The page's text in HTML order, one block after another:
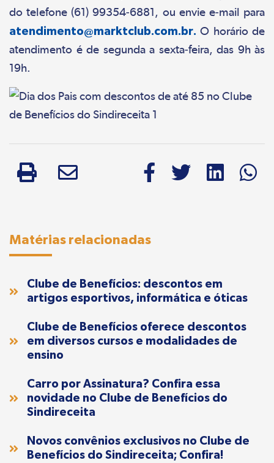
do telefone (61) 99354-6881, ou envie e-mail para
atendimento@marktclub.com.br. O horário de
atendimento é de segunda a sexta-feira, das 9h às
19h.
Matérias relacionadas
Clube de Benefícios: descontos em
artigos esportivos, informática e óticas
Clube de Benefícios oferece descontos
em diversos cursos e modalidades de
ensino
Carro por Assinatura? Confira essa
novidade no Clube de Benefícios do
Sindireceita
Novos convênios exclusivos no Clube de
Benefícios do Sindireceita; Confira!